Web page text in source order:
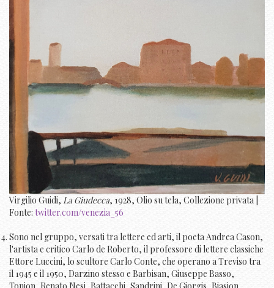
Virgilio Guidi, La Giudecca, 1928, Olio su tela, Collezione privata |
Fonte: twitter.com/venezia_56
Sono nel gruppo, versati tra lettere ed arti, il poeta Andrea Cason,
l'artista e critico Carlo de Roberto, il professore di lettere classiche
Ettore Luccini, lo scultore Carlo Conte, che operano a Treviso tra
il 1945 e il 1950, Darzino stesso e Barbisan, Giuseppe Basso,